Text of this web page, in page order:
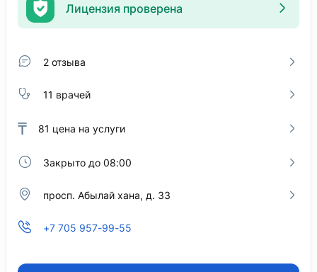
Лицензия проверена
2 отзыва
11 врачей
₸ 81 цена на услуги
Закрыто до 08:00
просп. Абылай хана, д. 33
+7 705 957-99-55